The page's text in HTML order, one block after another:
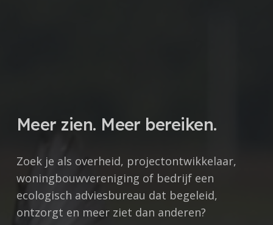
Meer zien. Meer bereiken.
Zoek je als overheid, projectontwikkelaar,
woningbouwvereniging of bedrijf een
ecologisch adviesbureau dat begeleid,
ontzorgt en meer ziet dan anderen?